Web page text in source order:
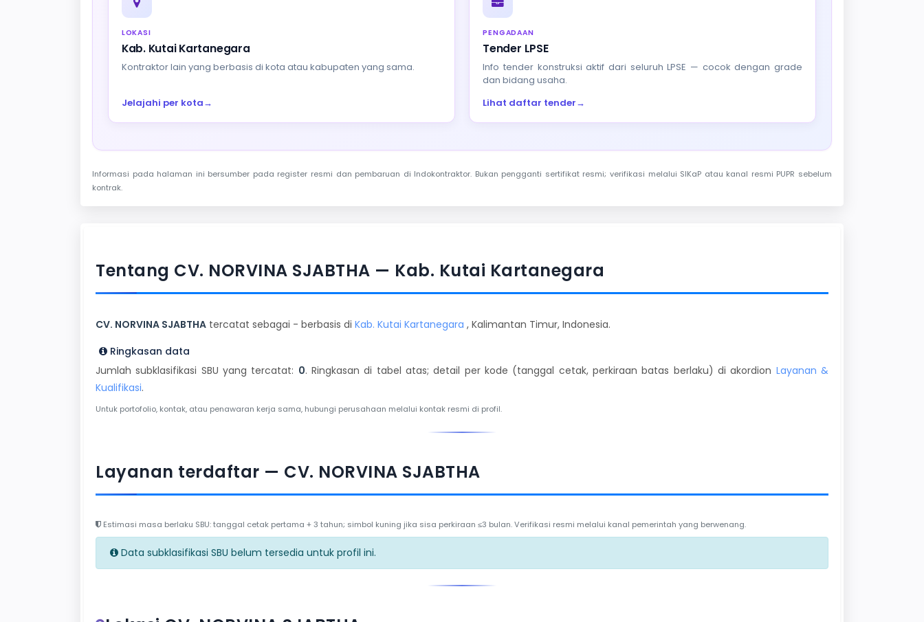
LOKASI
Kab. Kutai Kartanegara
Kontraktor lain yang berbasis di kota atau kabupaten yang sama.
Jelajahi per kota→
PENGADAAN
Tender LPSE
Info tender konstruksi aktif dari seluruh LPSE — cocok dengan grade
dan bidang usaha.
Lihat daftar tender→
Informasi pada halaman ini bersumber pada register resmi dan pembaruan di Indokontraktor. Bukan pengganti sertifikat resmi; verifikasi melalui SIKaP atau kanal resmi PUPR sebelum
kontrak.
Tentang CV. NORVINA SJABTHA — Kab. Kutai Kartanegara
CV. NORVINA SJABTHA tercatat sebagai - berbasis di Kab. Kutai Kartanegara , Kalimantan Timur, Indonesia.
Ringkasan data
Jumlah subklasifikasi SBU yang tercatat: 0. Ringkasan di tabel atas; detail per kode (tanggal cetak, perkiraan batas berlaku) di akordion Layanan &
Kualifikasi.
Untuk portofolio, kontak, atau penawaran kerja sama, hubungi perusahaan melalui kontak resmi di profil.
Layanan terdaftar — CV. NORVINA SJABTHA
Estimasi masa berlaku SBU: tanggal cetak pertama + 3 tahun; simbol kuning jika sisa perkiraan ≤3 bulan. Verifikasi resmi melalui kanal pemerintah yang berwenang.
Data subklasifikasi SBU belum tersedia untuk profil ini.